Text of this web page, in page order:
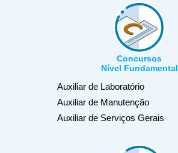
Concursos
Nível Fundamental
Auxiliar de Laboratório
Auxiliar de Manutenção
Auxiliar de Serviços Gerais